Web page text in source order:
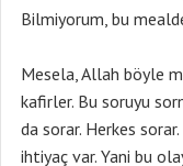
Bilmiyorum, bu
Mesela, Allah böyle
kafirler. Bu soruyu
da sorar. Herkes
ihtiyaç var. Yani bu